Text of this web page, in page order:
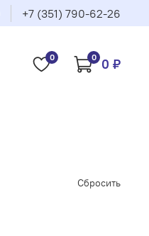
+7 (351) 790-62-26
0 0 0 ₽
Сбросить